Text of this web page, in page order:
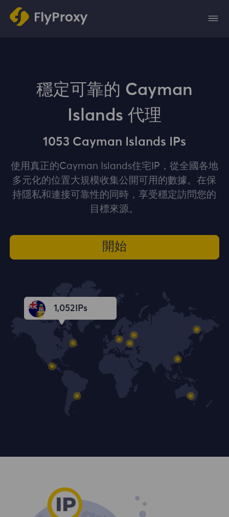
穩定可靠的 Cayman
Islands 代理
1053 Cayman Islands IPs
使用真正的Cayman Islands住宅IP，從全國各地
多元化的位置大規模收集公開可用的數據。在保
持隱私和連接可靠性的同時，享受穩定訪問您的
目標來源。
開始
1,053 IPs